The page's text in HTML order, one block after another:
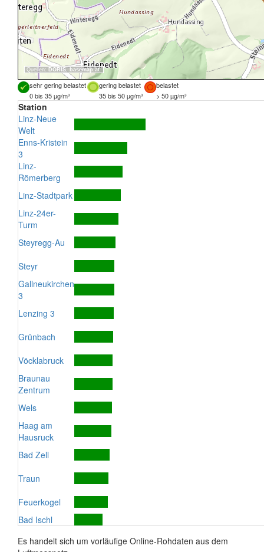
Quellen: DORIS, basemap.at
sehr gering belastet gering belastet
belastet
0 bis 35 µg/m³
35 bis 50 µg/m³ > 50 µg/m³
Station
Linz-Neue
Welt
Enns-Kristein
3
Linz-
Römerberg
Linz-Stadtpark
Linz-24er-
Turm
Steyregg-Au
Steyr
Gallneukirchen
3
Lenzing 3
Grünbach
Vöcklabruck
Braunau
Zentrum
Wels
Haag am
Hausruck
Bad Zell
Traun
Feuerkogel
Bad Ischl
Es handelt sich um vorläufige Online-Rohdaten aus dem